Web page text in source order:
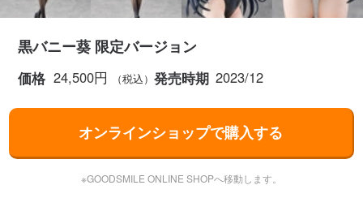
黒バニー葵 限定バージョン
価格 24,500円 （税込） 発売時期 2023/12
オンラインショップで購入する
※GOODSMILE ONLINE SHOPへ移動します。